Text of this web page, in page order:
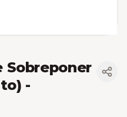
Sobreponer
-